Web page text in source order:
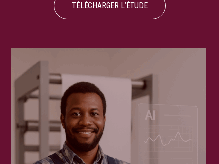
TÉLÉCHARGER L’ÉTUDE